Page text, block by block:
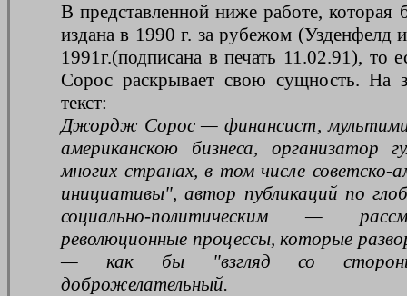
В представленной ниже работе, которая
издана в 1990 г. за рубежом (Узденфелд
1991г.(подписана в печать 11.02.91),
Сорос раскрывает свою сущность. На
текст:
Джордж Сорос — финансист,
американскою бизнеса, организатор
многих странах, в том числе советско-
инициативы", автор публикаций по
социально-политическим —
революционные процессы, которые
— как бы "взгляд со
доброжелательный.